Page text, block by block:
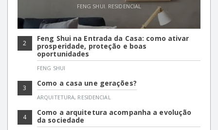
FENG SHUI, RESIDENCIAL
2
Feng Shui na Entrada da Casa: como ativar
prosperidade, proteção e boas
oportunidades
FENG SHUI
3 Como a casa une gerações?
ARQUITETURA, RESIDENCIAL
4
Como a arquitetura acompanha a evolução
da sociedade